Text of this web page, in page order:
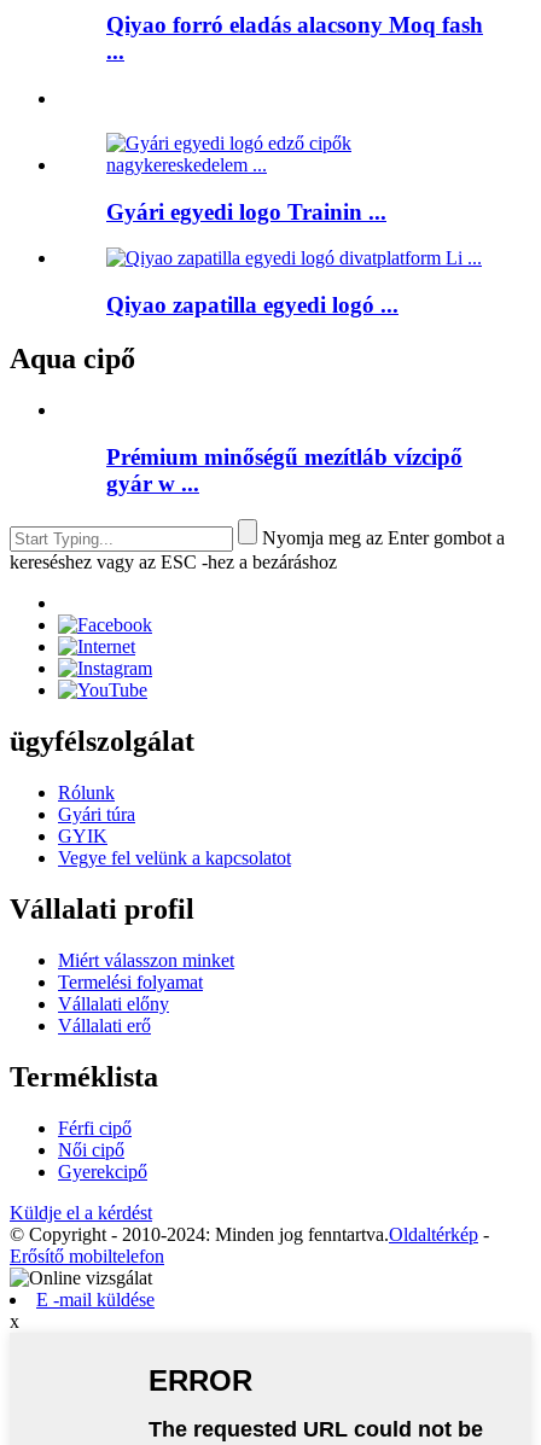
Qiyao forró eladás alacsony Moq fash
...
Gyári egyedi logo Trainin ...
Qiyao zapatilla egyedi logó ...
Aqua cipő
Prémium minőségű mezítláb vízcipő
gyár w ...
Nyomja meg az Enter gombot a
kereséshez vagy az ESC -hez a bezáráshoz
ügyfélszolgálat
Rólunk
Gyári túra
GYIK
Vegye fel velünk a kapcsolatot
Vállalati profil
Miért válasszon minket
Termelési folyamat
Vállalati előny
Vállalati erő
Terméklista
Férfi cipő
Női cipő
Gyerekcipő
Küldje el a kérdést
© Copyright - 2010-2024: Minden jog fenntartva.Oldaltérkép -
Erősítő mobiltelefon
E -mail küldése
x